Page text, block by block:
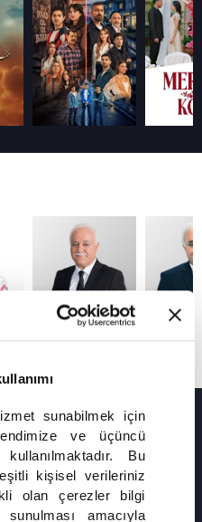
sunabilmek için
ve üçüncü
Bu
kişisel verileriniz
olan çerezler bilgi
amacıyla
ALTI ÜSTÜ İSTANBUL
NİHAT HATİPOĞLU
SORULARINIZI
CEVAPLIYOR
8. BÖLÜM